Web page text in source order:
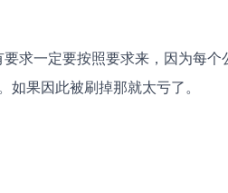
求一定要按照要求来，因为每
果因此被刷掉那就太亏了。